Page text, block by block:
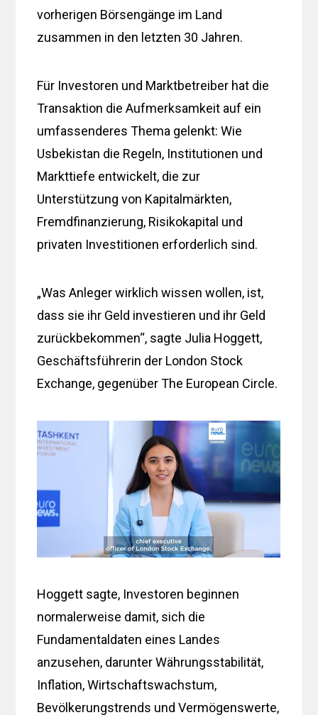
vorherigen Börsengänge im Land
zusammen in den letzten 30 Jahren.
Für Investoren und Marktbetreiber hat die
Transaktion die Aufmerksamkeit auf ein
umfassenderes Thema gelenkt: Wie
Usbekistan die Regeln, Institutionen und
Markttiefe entwickelt, die zur
Unterstützung von Kapitalmärkten,
Fremdfinanzierung, Risikokapital und
privaten Investitionen erforderlich sind.
„Was Anleger wirklich wissen wollen, ist,
dass sie ihr Geld investieren und ihr Geld
zurückbekommen“, sagte Julia Hoggett,
Geschäftsführerin der London Stock
Exchange, gegenüber The European Circle.
Hoggett sagte, Investoren beginnen
normalerweise damit, sich die
Fundamentaldaten eines Landes
anzusehen, darunter Währungsstabilität,
Inflation, Wirtschaftswachstum,
Bevölkerungstrends und Vermögenswerte,